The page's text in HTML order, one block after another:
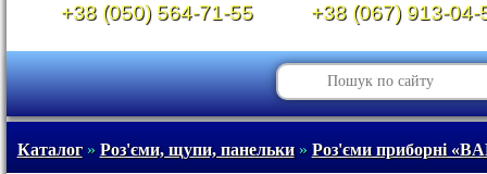
+38 (050) 564-71-55 +38 (067) 913-04-
Каталог» Роз'єми, щупи, панельки» Роз'єми приборні